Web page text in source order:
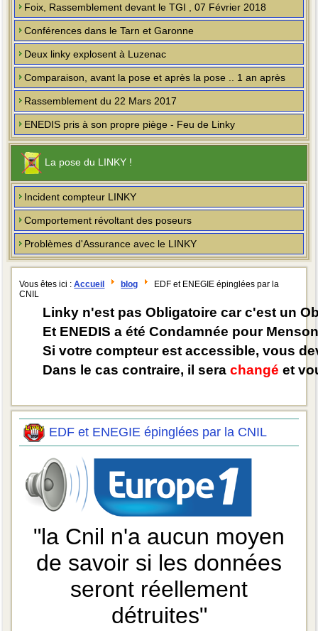
Foix, Rassemblement devant le TGI , 07 Février 2018
Conférences dans le Tarn et Garonne
Deux linky explosent à Luzenac
Comparaison, avant la pose et après la pose .. 1 an après
Rassemblement du 22 Mars 2017
ENEDIS pris à son propre piège - Feu de Linky
La pose du LINKY !
Incident compteur LINKY
Comportement révoltant des poseurs
Problèmes d'Assurance avec le LINKY
Vous êtes ici :Accueil blog
EDF et ENEGIE épinglées par la
CNIL
Linky n'est pas Obligatoire car c'est un
Et ENEDIS a été Condamnée pour
Si votre compteur est accessible, vous
Dans le cas contraire, il serachangé et
EDF et ENEGIE épinglées par la CNIL
"la Cnil n'a aucun moyen
de savoir si les données
seront réellement
détruites"